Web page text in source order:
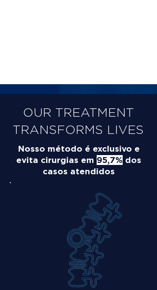
OUR TREATMENT
TRANSFORMS LIVES
Nosso método é exclusivo e
evita cirurgias em 95,7% dos
casos atendidos